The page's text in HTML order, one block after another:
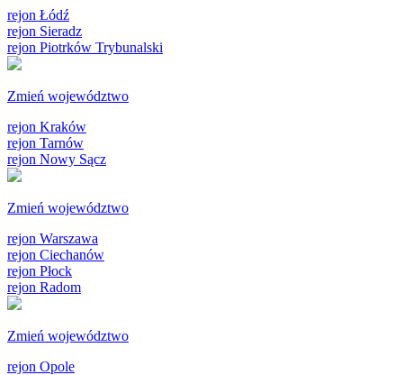
rejon Łódź
rejon Sieradz
rejon Piotrków Trybunalski
Zmień województwo
rejon Kraków
rejon Tarnów
rejon Nowy Sącz
Zmień województwo
rejon Warszawa
rejon Ciechanów
rejon Płock
rejon Radom
Zmień województwo
rejon Opole